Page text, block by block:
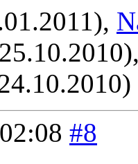
02:08 #8